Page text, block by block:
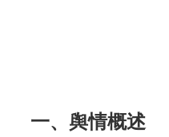
一、舆情概述